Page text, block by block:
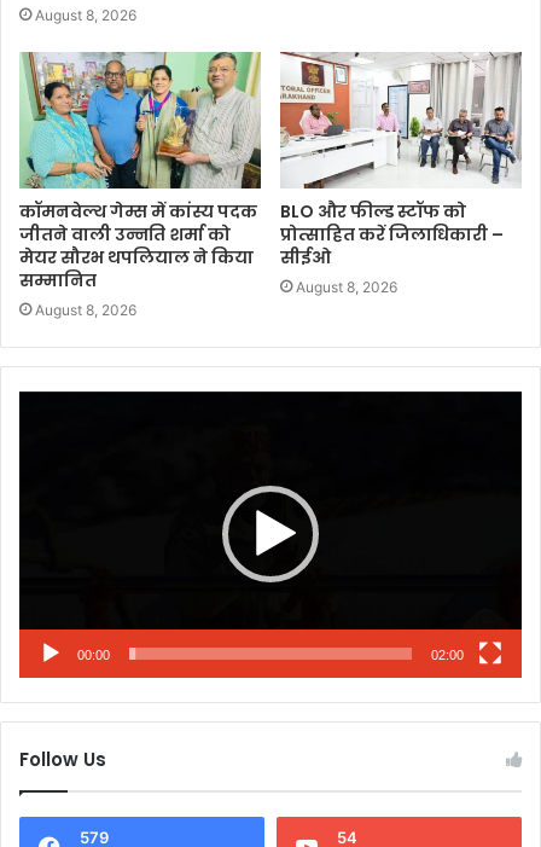
August 8, 2026
कॉमनवेल्थ गेम्स में कांस्य पदक
जीतने वाली उन्नति शर्मा को
मेयर सौरभ थपलियाल ने किया
सम्मानित
August 8, 2026
BLO और फील्ड स्टॉफ को
प्रोत्साहित करें जिलाधिकारी –
सीईओ
August 8, 2026
00:00 02:00
Follow Us
579 54